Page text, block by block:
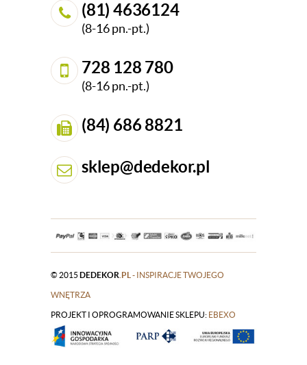
(81) 4636124
(8-16 pn.-pt.)
728 128 780
(8-16 pn.-pt.)
(84) 686 8821
sklep@dedekor.pl
© 2015 DEDEKOR .PL - INSPIRACJE TWOJEGO
WNĘTRZA
|
PROJEKT I OPROGRAMOWANIE SKLEPU: EBEXO